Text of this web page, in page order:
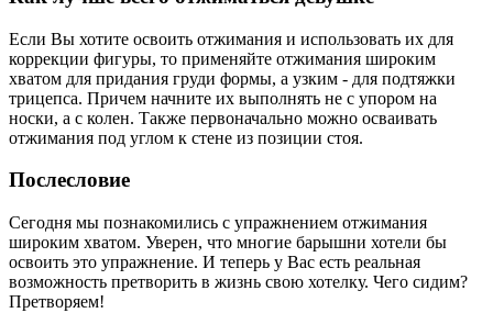
Если Вы хотите освоить отжимания и использовать их для
коррекции фигуры, то применяйте отжимания широким
хватом для придания груди формы, а узким - для подтяжки
трицепса. Причем начните их выполнять не с упором на
носки, а с колен. Также первоначально можно осваивать
отжимания под углом к стене из позиции стоя.
Послесловие
Сегодня мы познакомились с упражнением отжимания
широким хватом. Уверен, что многие барышни хотели бы
освоить это упражнение. И теперь у Вас есть реальная
возможность претворить в жизнь свою хотелку. Чего сидим?
Претворяем!